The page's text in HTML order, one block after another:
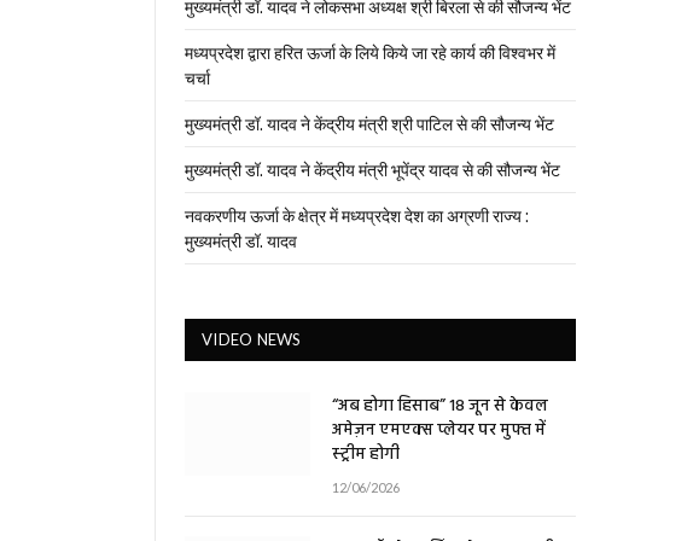
मुख्यमंत्री डॉ. यादव ने लोकसभा अध्यक्ष श्री बिरला से की सौजन्य भेंट
मध्यप्रदेश द्वारा हरित ऊर्जा के लिये किये जा रहे कार्य की विश्वभर में
चर्चा
मुख्यमंत्री डॉ. यादव ने केंद्रीय मंत्री श्री पाटिल से की सौजन्य भेंट
मुख्यमंत्री डॉ. यादव ने केंद्रीय मंत्री भूपेंद्र यादव से की सौजन्य भेंट
नवकरणीय ऊर्जा के क्षेत्र में मध्यप्रदेश देश का अग्रणी राज्य :
मुख्यमंत्री डॉ. यादव
VIDEO NEWS
“अब होगा हिसाब” 18 जून से केवल
अमेज़न एमएक्स प्लेयर पर मुफ्त में
स्ट्रीम होगी
12/06/2026